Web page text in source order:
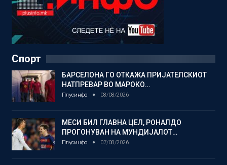
Спорт
БАРСЕЛОНА ГО ОТКАЖА ПРИЈАТЕЛСКИОТ
НАТПРЕВАР ВО МАРОКО…
Плусинфо 08/08/2026
МЕСИ БИЛ ГЛАВНА ЦЕЛ, РОНАЛДО
ПРОГОНУВАН НА МУНДИЈАЛОТ…
Плусинфо 07/08/2026